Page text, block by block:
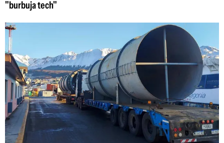
"burbuja tech"